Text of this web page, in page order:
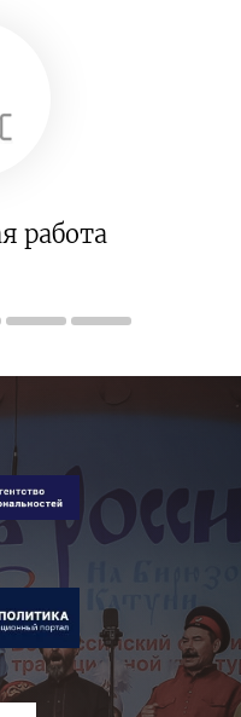
культуры